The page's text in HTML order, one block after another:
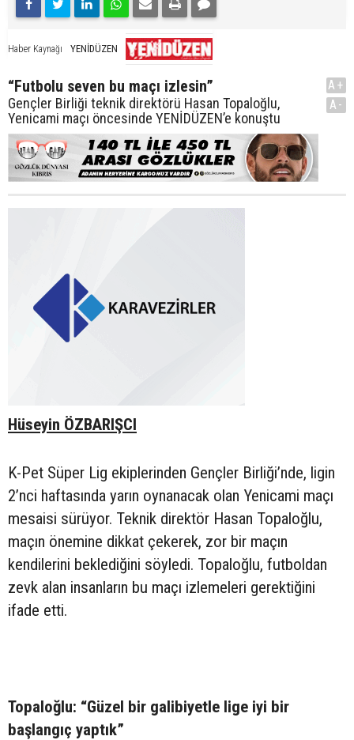
Haber Kaynağı YENİDÜZEN
“Futbolu seven bu maçı izlesin”
Gençler Birliği teknik direktörü Hasan Topaloğlu,
Yenicami maçı öncesinde YENİDÜZEN’e konuştu
A+
A-
Hüseyin ÖZBARIŞCI
K-Pet Süper Lig ekiplerinden Gençler Birliği’nde, ligin
2’nci haftasında yarın oynanacak olan Yenicami maçı
mesaisi sürüyor. Teknik direktör Hasan Topaloğlu,
maçın önemine dikkat çekerek, zor bir maçın
kendilerini beklediğini söyledi. Topaloğlu, futboldan
zevk alan insanların bu maçı izlemeleri gerektiğini
ifade etti.
Topaloğlu: “Güzel bir galibiyetle lige iyi bir
başlangıç yaptık”